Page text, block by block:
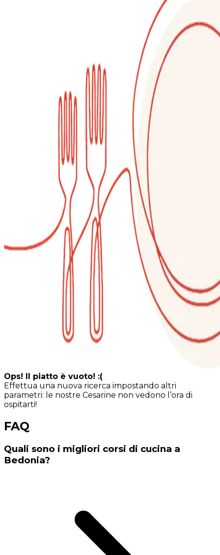
Ops! Il piatto è vuoto! :(
Effettua una nuova ricerca impostando altri
parametri: le nostre Cesarine non vedono l’ora di
ospitarti!
FAQ
Quali sono i migliori corsi di cucina a
Bedonia?